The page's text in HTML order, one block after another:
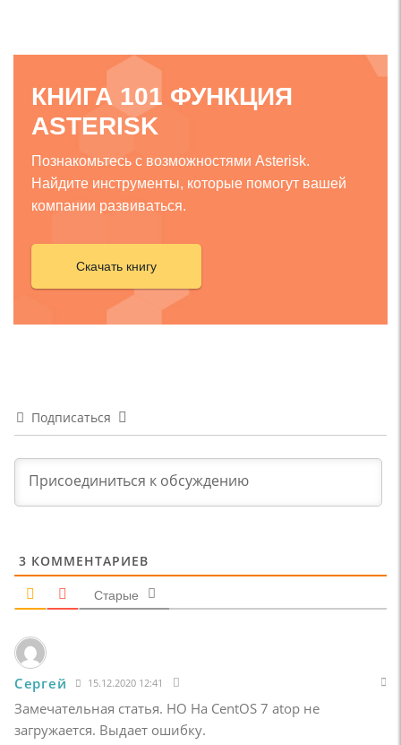
КНИГА 101 ФУНКЦИЯ
ASTERISK
Познакомьтесь с возможностями Asterisk.
Найдите инструменты, которые помогут вашей
компании развиваться.
Скачать книгу
Подписаться
3 КОММЕНТАРИЕВ
Старые
Сергей 15.12.2020 12:41
Замечательная статья. НО На CentOS 7 atop не
загружается. Выдает ошибку.